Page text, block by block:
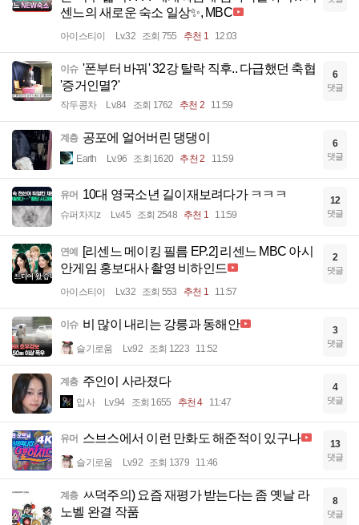
센느의 새로운 숙소 일상✨, MBC
아이스티이 Lv.32 조회 755 추천 1 12:03
이슈 '폰부터 바꿔' 32강 탈락 직후.. 다급했던 축협
'증거인멸?'
작두콩차 Lv.84 조회 1762 추천 2 11:59
6
댓글
계층 공포에 얼어버린 댕댕이
Earth Lv.96 조회 1620 추천 2 11:59
6
댓글
유머 10대 영국소년 길이재보려다가 ㅋㅋㅋ
슈퍼차지z Lv.45 조회 2548 추천 1 11:59
12
댓글
연예 [리센느 메이킹 필름 EP.2] 리센느 MBC 아시
안게임 홍보대사 촬영 비하인드
아이스티이 Lv.32 조회 553 추천 1 11:57
2
댓글
이슈 비 많이 내리는 강릉과 동해안
슬기로움 Lv.92 조회 1223 11:52
3
댓글
계층 주인이 사라졌다
입사 Lv.94 조회 1655 추천 4 11:47
4
댓글
유머 스브스에서 이런 만화도 해준적이 있구나
슬기로움 Lv.92 조회 1379 11:46
13
댓글
계층 ㅆ덕주의) 요즘 재평가 받는다는 좀 옛날 라
노벨 완결 작품
8
댓글